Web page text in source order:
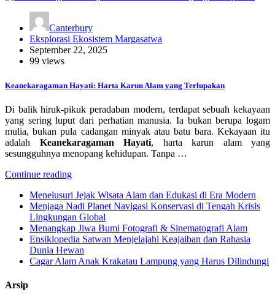
Canterbury
Eksplorasi Ekosistem Margasatwa
September 22, 2025
99 views
Keanekaragaman Hayati: Harta Karun Alam yang Terlupakan
Di balik hiruk-pikuk peradaban modern, terdapat sebuah kekayaan
yang sering luput dari perhatian manusia. Ia bukan berupa logam
mulia, bukan pula cadangan minyak atau batu bara. Kekayaan itu
adalah Keanekaragaman Hayati, harta karun alam yang
sesungguhnya menopang kehidupan. Tanpa …
Continue reading
Menelusuri Jejak Wisata Alam dan Edukasi di Era Modern
Menjaga Nadi Planet Navigasi Konservasi di Tengah Krisis
Lingkungan Global
Menangkap Jiwa Bumi Fotografi & Sinematografi Alam
Ensiklopedia Satwan Menjelajahi Keajaiban dan Rahasia
Dunia Hewan
Cagar Alam Anak Krakatau Lampung yang Harus Dilindungi
Arsip